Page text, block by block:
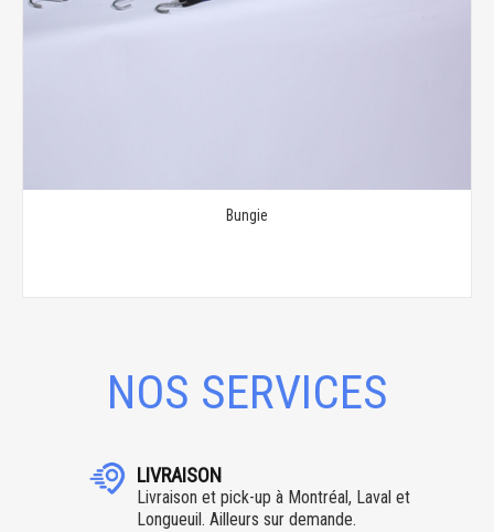
Bungie
NOS SERVICES
LIVRAISON
Livraison et pick-up à Montréal, Laval et
Longueuil. Ailleurs sur demande.